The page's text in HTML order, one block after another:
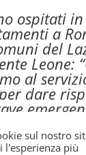
ospitati in
a
del
Leone:
al
dare
sul nostro
più